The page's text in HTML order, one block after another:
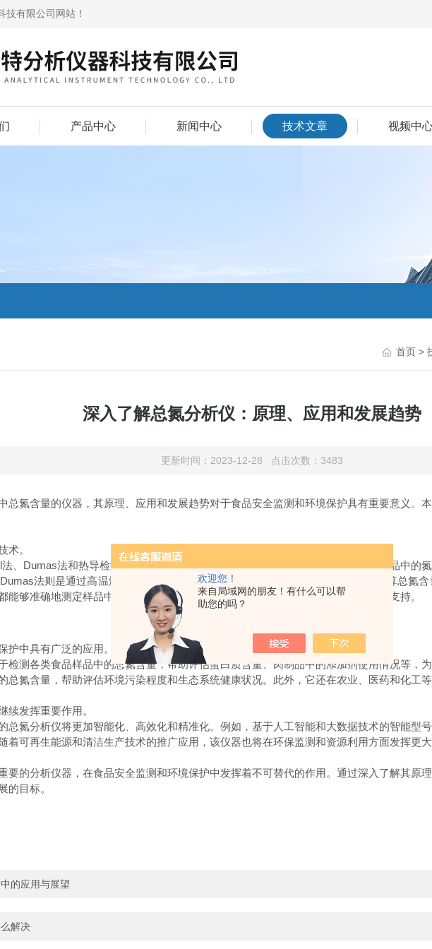
欢迎您！
来自局域网的朋友！有什么可以帮
助您的吗？
有限公司网站！
产品中心 新闻中心 技术文章 视频中
首页 >
深入了解总氮分析仪：原理、应用和发展趋势
更新时间：2023-12-28 点击次数：3483
氮含量的仪器，其原理、应用和发展趋势对于食品安全监测和环境保护具有重要意义。
。
Dumas法和热导检测法等。其中，Kjeldahl法是常用的方法之一，其原理是将样品中的
法则是通过高温燃烧样品中的氮元素，并测定生成的气体中的氮气含量来计算总氮
能够准确地测定样品中的总氮含量，为食品安全监测和环境保护提供了重要的数据支持。
中具有广泛的应用。
测各类食品样品中的总氮含量，帮助评估蛋白质含量、肉制品中的添加剂使用情况等，
总氮含量，帮助评估环境污染程度和生态系统健康状况。此外，它还在农业、医药和化工
发挥重要作用。
氮分析仪将更加智能化、高效化和精准化。例如，基于人工智能和大数据技术的智能型
着可再生能源和清洁生产技术的推广应用，该仪器也将在环保监测和资源利用方面发挥更
的分析仪器，在食品安全监测和环境保护中发挥着不可替代的作用。通过深入了解其原
的目标。
的应用与展望
解决